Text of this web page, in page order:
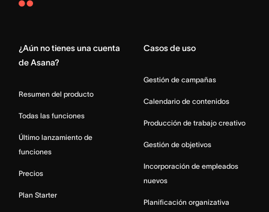
Asana
¿Aún no tienes una cuenta
de Asana?
Resumen del producto
Todas las funciones
Último lanzamiento de
funciones
Precios
Plan Starter
Casos de uso
Gestión de campañas
Calendario de contenidos
Producción de trabajo creativo
Gestión de objetivos
Incorporación de empleados
nuevos
Planificación organizativa